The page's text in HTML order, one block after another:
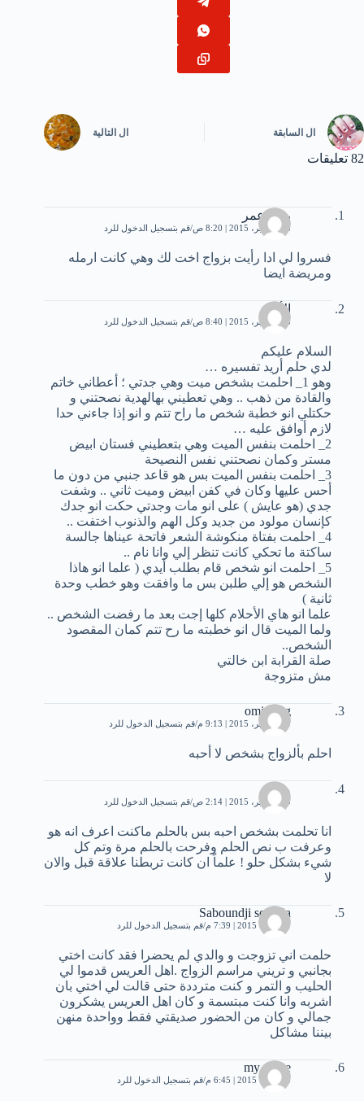
ال السابقة ال التالية
82 تعليقات
رنده عمر
28 سبتمبر، 2015 | 8:20 ص قم بتسجيل الدخول للرد
فسروا لي ادا رأيت بزواج اخت لك وهي كانت ارمله
ومريضة ايضا
اﻷء
28 سبتمبر، 2015 | 8:40 ص قم بتسجيل الدخول للرد
السلام عليكم
لدي حلم أريد تفسيره …
وهو 1_ احلمت بشخص ميت وهي جدتي ؛ أعطاني خاتم
والقادة من ذهب .. وهي تعطيني بهالهدية نصحتني و
حكتلي انو خطبة شخص ما راح تتم و انو إذا جاءني حدا
لازم أوافق عليه …
2_ احلمت بنفس الميت وهي بتعطيني فستان ابيض
مستر وكمان نصحتني نفس النصيحة
3_ احلمت بنفس الميت بس هو قاعد جنبي من دون ما
أحس عليها وكان في كفن ابيض وميت ثاني .. وشفت
جدي (هو عايش ) على انو مات وجدتي حكت انو جدك
كإنسان مولود من جديد وكل الهم والذنوب اختفت ..
4_ احلمت بفتاة منكوشة الشعر فاتحة عيناها جالسة
ساكتة ما تحكي كانت تنظر إلي وانا نام ..
5_ احلمت انو شخص قام بطلب أيدي ( علما انو هاذا
الشخص هو إلي طلبن بس ما وافقت وهو خطب وحدة
ثانية )
علما انو هاي الأحلام كلها إجت بعد ما رفضت الشخص ..
ولما الميت قال انو خطبته ما رح تتم كمان المقصود
الشخص..
صلة القرابة ابن خالتي
مش متزوجة
omiateeg
29 سبتمبر، 2015 | 9:13 م قم بتسجيل الدخول للرد
احلم بألزواج بشخص لا أحبه
منيرة
30 سبتمبر، 2015 | 2:14 ص قم بتسجيل الدخول للرد
انا تحلمت بشخص احبه بس بالحلم ماكنت اعرف انه هو
وعرفت ب نص الحلم وفرحت بالحلم مرة وتم كل
شيء بشكل حلو ! علماً ان كانت تربطنا علاقة قبل والان
لا
Saboundji soumia
1 أكتوبر، 2015 | 7:39 م قم بتسجيل الدخول للرد
حلمت اني تزوجت و والدي لم يحضرا فقد كانت اختي
بجانبي و تريني مراسم الزواج .اهل العريس قدموا لي
الحليب و التمر و كنت مترددة حتى قالت لي اختي بان
اشربه وانا كنت مبتسمة و كان اهل العريس يشكرون
جمالي و كان من الحضور صديقتي فقط وواحدة منهن
بيننا مشاكل
my name
5 أكتوبر، 2015 | 6:45 م قم بتسجيل الدخول للرد